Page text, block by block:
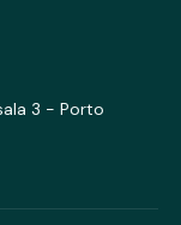
3 - Porto